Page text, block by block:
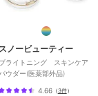
スノービューティー
ブライトニング スキンケア
パウダー(医薬部外品)
4.66（3件）